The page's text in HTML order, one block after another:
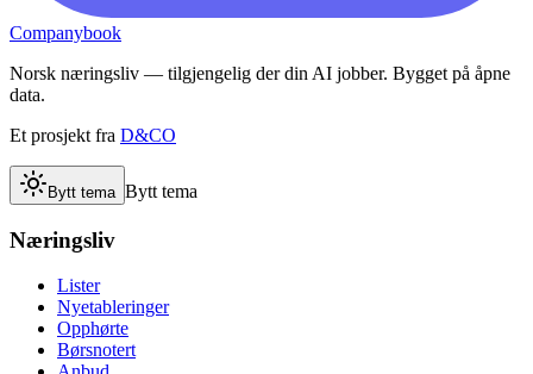
Companybook
Norsk næringsliv — tilgjengelig der din AI jobber. Bygget på åpne
data.
Et prosjekt fra D&CO
Bytt tema Bytt tema
Næringsliv
Lister
Nyetableringer
Opphørte
Børsnotert